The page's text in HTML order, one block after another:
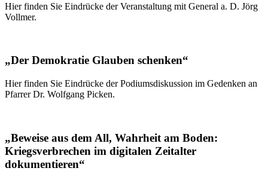
Hier finden Sie Eindrücke der Veranstaltung mit General a. D. Jörg
Vollmer.
„Der Demokratie Glauben schenken“
Hier finden Sie Eindrücke der Podiumsdiskussion im Gedenken an
Pfarrer Dr. Wolfgang Picken.
„Beweise aus dem All, Wahrheit am Boden:
Kriegsverbrechen im digitalen Zeitalter
dokumentieren“